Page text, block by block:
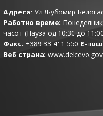
Адреса: Ул.Љубомир
Работно време:
часот (Пауза од 10:30 до
Факс: +389 33 411 550 Е-
Веб страна: